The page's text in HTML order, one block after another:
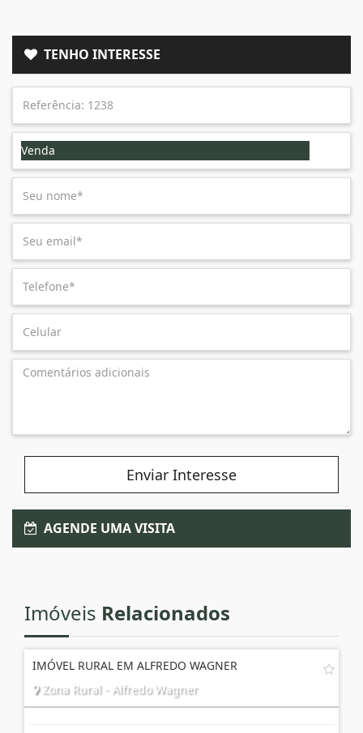
TENHO INTERESSE
Venda
Enviar Interesse
AGENDE UMA VISITA
Imóveis Relacionados
IMÓVEL RURAL EM ALFREDO WAGNER
Zona Rural - Alfredo Wagner